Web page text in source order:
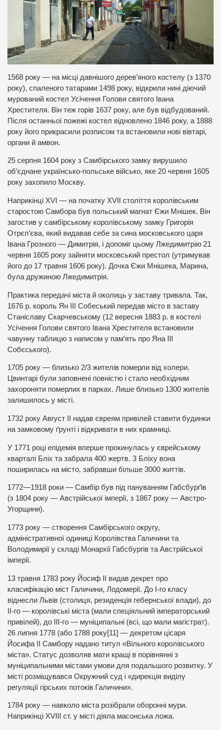
1568 року — на місці давнішого дерев’яного костелу (з 1370
року), спаленого татарами 1498 року, відкрили нині діючий
мурований костел Усічення Голови святого Івана
Хрестителя. Він теж горів 1637 року, але був відбудований.
Після останньої пожежі костел відновлено 1846 року, а 1888
року його прикрасили розписом та встановили нові вівтарі,
органи й амвон.
25 серпня 1604 року з Самбірського замку вирушило
об’єднане українсько-польське військо, яке 20 червня 1605
року захопило Москву.
Наприкінці XVI — на початку XVII століття королівським
старостою Самбора був польський магнат Єжи Мнішек. Він
загостив у самбірському королівському замку Григорія
Отрєп’єва, який видавав себе за сина московського царя
Івана Грозного — Димитрія, i допоміг цьому Лжедимитрію 21
червня 1605 року зайняти московський престол (утримував
його до 17 травня 1606 року). Дочка Єжи Мнішека, Марина,
була дружиною Лжедимитрія.
Практика передачі міста й околиць у заставу тривала. Так,
1676 р. король Ян III Собеський передав місто в заставу
Станіславу Скарчевському (12 вересня 1883 р. в костелі
Усічення Голови святого Івана Хрестителя встановили
чавунну таблицю з написом у пам’ять про Яна III
Собєського).
1705 року — близько 2/3 жителів померли від холери.
Цвинтарі були заповнені повністю і стало необхідним
захороняти померлих в парках. Лише близько 1300 жителів
залишилось у місті.
1732 року Август ІІ надав євреям привілей ставити будинки
на замковому ґрунті і відкривати в них крамниці.
У 1771 році епідемія вперше прокинулась у єврейському
кварталі Бліх та забрала 400 жертв. З Бліху вона
поширилась на місто, забравши більше 3000 життів.
1772—1918 роки — Самбір був під пануванням Габсбурґів
(з 1804 року — Австрійської імперії, з 1867 року — Австро-
Угорщини).
1773 року — створення Самбірського округу,
адміністративної одиниці Королівства Галичини та
Володимирії у складі Монархії Габсбургів та Австрійської
імперії.
13 травня 1783 року Йосиф ІІ видав декрет про
класифікацію міст Галичини, Лодомерії. До І-го класу
віднесли Львів (столиця, резиденція гебернської влади), до
ІІ-го — королівські міста (мали спеціяльний імператорський
привілей), до ІІІ-го — муніципальні (всі, що мали магістрат).
26 липня 1778 (або 1788 року[11] — декретом цісаря
Йосифа II Самбoру надано титул «Вільного королівського
міста». Статус дозволяв мати кращі в порівнянні з
муніципальними містами умови для подальшого розвитку. У
місті розміщувався Окружний суд і «дирекція виділу
регуляції гірських потоків Галичини».
1784 року — навколо міста розібрали оборонні мури.
Наприкінці XVIII ст. у місті діяла масонська ложа.